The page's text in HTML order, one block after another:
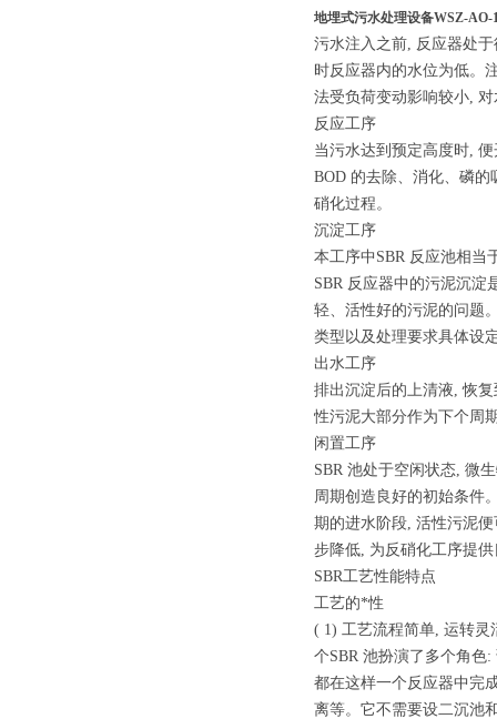
地埋式污水处理设备WSZ-AO-
污水注入之前, 反应器处
时反应器内的水位为低。
法受负荷变动影响较小,
反应工序
当污水达到预定高度时,
BOD 的去除、消化、磷
硝化过程。
沉淀工序
本工序中SBR 反应池相当
SBR 反应器中的污泥沉
轻、活性好的污泥的问题
类型以及处理要求具体设
出水工序
排出沉淀后的上清液, 恢
性污泥大部分作为下个周
闲置工序
SBR 池处于空闲状态, 微
周期创造良好的初始条件
期的进水阶段, 活性污泥
步降低, 为反硝化工序提
SBR工艺性能特点
工艺的*性
( 1) 工艺流程简单, 运转灵
个SBR 池扮演了多个角色
都在这样一个反应器中完
离等。它不需要设二沉池